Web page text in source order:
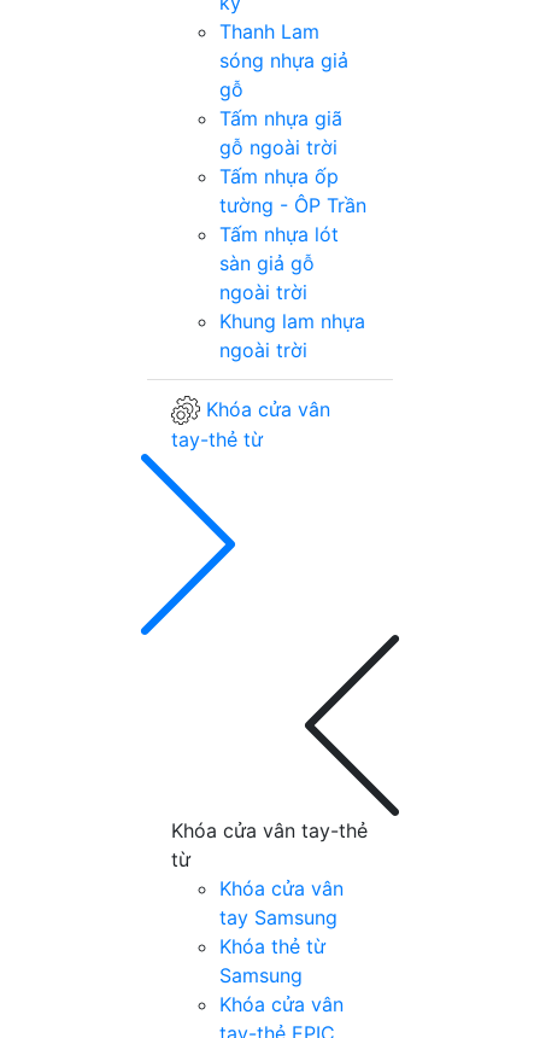
Thanh Lam
sóng nhựa giả
gỗ
Tấm nhựa giã
gỗ ngoài trời
Tấm nhựa ốp
tường - ÔP Trần
Tấm nhựa lót
sàn giả gỗ
ngoài trời
Khung lam nhựa
ngoài trời
Khóa cửa vân
tay-thẻ từ
Khóa cửa vân tay-thẻ
từ
Khóa cửa vân
tay Samsung
Khóa thẻ từ
Samsung
Khóa cửa vân